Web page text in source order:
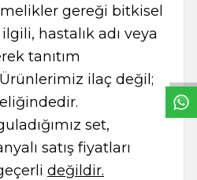
gereği bitkisel
hastalık adı veya
tanıtım
ilaç değil;
set,
satış fiyatları
değildir.